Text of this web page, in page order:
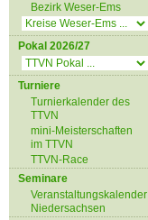
Bezirk Weser-Ems
Pokal 2026/27
Turniere
Turnierkalender des
TTVN
mini-Meisterschaften
im TTVN
TTVN-Race
Seminare
Veranstaltungskalender
Niedersachsen